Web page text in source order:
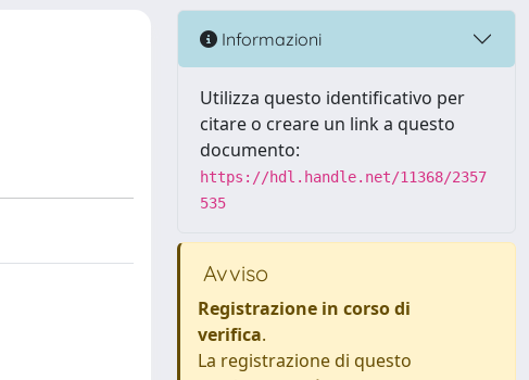
Informazioni
Utilizza questo identificativo per
citare o creare un link a questo
documento:
https://hdl.handle.net/11368/2357
535
Avviso
Registrazione in corso di
verifica.
La registrazione di questo